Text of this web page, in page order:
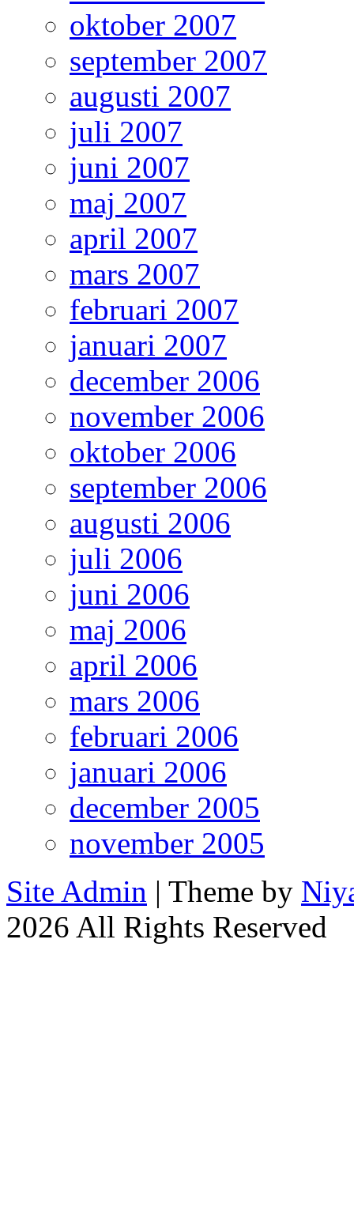
oktober 2007
september 2007
augusti 2007
juli 2007
juni 2007
maj 2007
april 2007
mars 2007
februari 2007
januari 2007
december 2006
november 2006
oktober 2006
september 2006
augusti 2006
juli 2006
juni 2006
maj 2006
april 2006
mars 2006
februari 2006
januari 2006
december 2005
november 2005
Site Admin | Theme by
2026 All Rights Reserved